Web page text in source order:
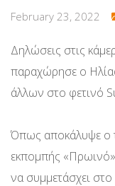
February 23, 2022
Δηλώσεις στις
παραχώρησε ο
άλλων στο φετινό
Όπως αποκάλυψε ο
εκπομπής «Πρωινό»,
να συμμετάσχει